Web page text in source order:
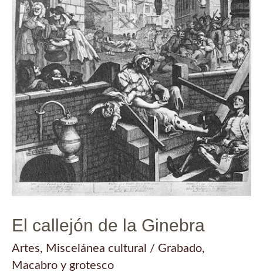
El callejón de la Ginebra
Artes, Miscelánea cultural / Grabado,
Macabro y grotesco